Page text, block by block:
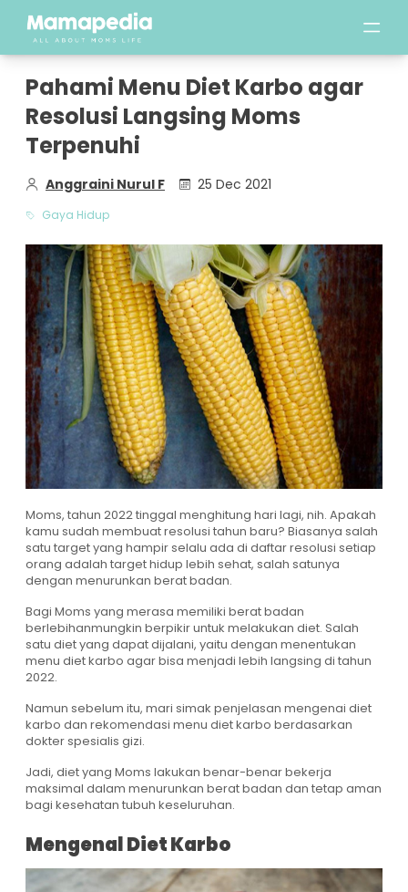
Pahami Menu Diet Karbo agar
Resolusi Langsing Moms
Terpenuhi
Anggraini Nurul F 25 Dec 2021
Gaya Hidup
Moms, tahun 2022 tinggal menghitung hari lagi, nih. Apakah
kamu sudah membuat resolusi tahun baru? Biasanya salah
satu target yang hampir selalu ada di daftar resolusi setiap
orang adalah target hidup lebih sehat, salah satunya
dengan menurunkan berat badan.
Bagi Moms yang merasa memiliki berat badan
berlebihanmungkin berpikir untuk melakukan diet. Salah
satu diet yang dapat dijalani, yaitu dengan menentukan
menu diet karbo agar bisa menjadi lebih langsing di tahun
2022.
Namun sebelum itu, mari simak penjelasan mengenai diet
karbo dan rekomendasi menu diet karbo berdasarkan
dokter spesialis gizi.
Jadi, diet yang Moms lakukan benar-benar bekerja
maksimal dalam menurunkan berat badan dan tetap aman
bagi kesehatan tubuh keseluruhan.
Mengenal Diet Karbo